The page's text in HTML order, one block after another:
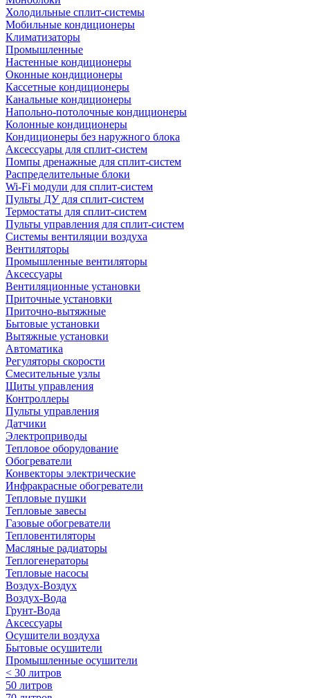
Холодильные сплит-системы
Мобильные кондиционеры
Климатизаторы
Промышленные
Настенные кондиционеры
Оконные кондиционеры
Кассетные кондиционеры
Канальные кондиционеры
Напольно-потолочные кондиционеры
Колонные кондиционеры
Кондиционеры без наружного блока
Аксессуары для сплит-систем
Помпы дренажные для сплит-систем
Распределительные блоки
Wi-Fi модули для сплит-систем
Пульты ДУ для сплит-систем
Термостаты для сплит-систем
Пульты управления для сплит-систем
Системы вентиляции воздуха
Вентиляторы
Промышленные вентиляторы
Аксессуары
Вентиляционные установки
Приточные установки
Приточно-вытяжные
Бытовые установки
Вытяжные установки
Автоматика
Регуляторы скорости
Смесительные узлы
Щиты управления
Контроллеры
Пульты управления
Датчики
Электроприводы
Тепловое оборудование
Обогреватели
Конвекторы электрические
Инфракрасные обогреватели
Тепловые пушки
Тепловые завесы
Газовые обогреватели
Тепловентиляторы
Масляные радиаторы
Теплогенераторы
Тепловые насосы
Воздух-Воздух
Воздух-Вода
Грунт-Вода
Аксессуары
Осушители воздуха
Бытовые осушители
Промышленные осушители
< 30 литров
50 литров